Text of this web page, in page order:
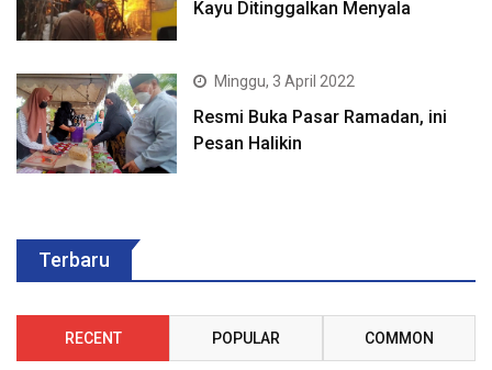
Kayu Ditinggalkan Menyala
Minggu, 3 April 2022
Resmi Buka Pasar Ramadan, ini
Pesan Halikin
Terbaru
RECENT POPULAR COMMON